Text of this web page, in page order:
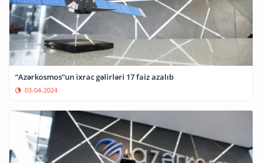
“Azərkosmos”un ixrac gəlirləri 17 faiz azalıb
03-04-2024